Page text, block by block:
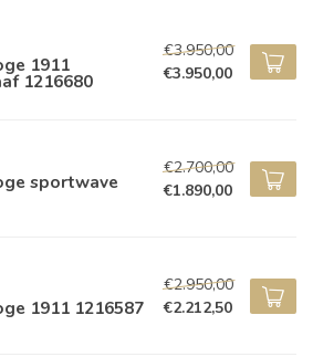
1911
1216680
€3.950,00
€3.950,00
sportwave
€2.700,00
€1.890,00
1911 1216587
€2.950,00
€2.212,50